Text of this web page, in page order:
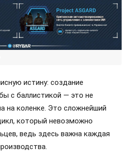
истину: создание
с баллистикой — это не
на коленке. Это сложнейший
который невозможно
ведь здесь важна каждая